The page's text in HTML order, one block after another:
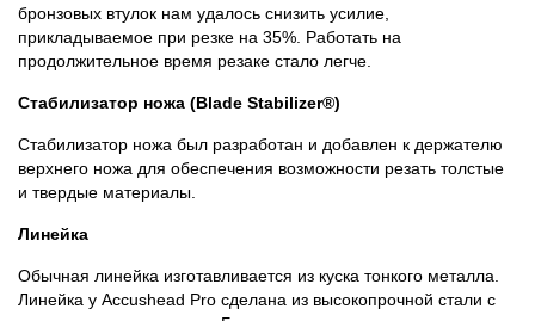
бронзовых втулок нам удалось снизить усилие,
прикладываемое при резке на 35%. Работать на
продолжительное время резаке стало легче.
Стабилизатор ножа (Blade Stabilizer®)
Стабилизатор ножа был разработан и добавлен к держателю
верхнего ножа для обеспечения возможности резать толстые
и твердые материалы.
Линейка
Обычная линейка изготавливается из куска тонкого металла.
Линейка у Accushead Pro сделана из высокопрочной стали с